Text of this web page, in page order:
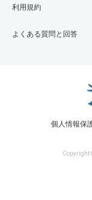
利用規約
よくある質問と回答
個人情報保
Copyright